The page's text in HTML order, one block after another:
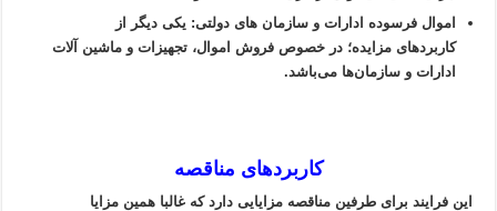
اموال فرسوده ادارات و سازمان های دولتی: یکی دیگر از
کاربردهای مزایده؛ در خصوص فروش اموال، تجهیزات و ماشین آلات
ادارات و سازمان‌ها می‌باشد.
کاربردهای مناقصه
این فرایند برای طرفین مناقصه مزایایی دارد که غالبا همین مزایا